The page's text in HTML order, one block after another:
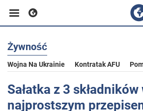
Biznes
Sport
Żywność
Wojna Na Ukrainie Kontratak AFU
Sałatka z 3
najprostszym